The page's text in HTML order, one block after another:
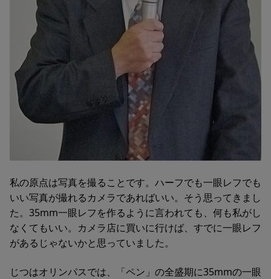
私の原点は写真を撮ることです。ハーフでも一眼レフでも
いい写真が撮れるカメラであればいい。そう思ってきまし
た。35mm一眼レフを作るように言われても、何も私がし
なくてもいい。カメラ店に買いに行けば、すでに一眼レフ
があるじゃないかと思っていました。
じつはオリンパスでは、「ペン」の全盛期に35mmの一眼